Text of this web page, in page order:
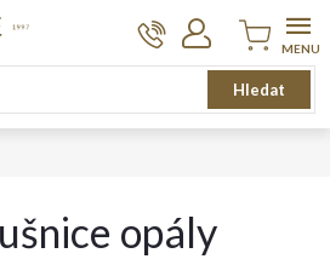
Hledat
Nákupní
košík
opály